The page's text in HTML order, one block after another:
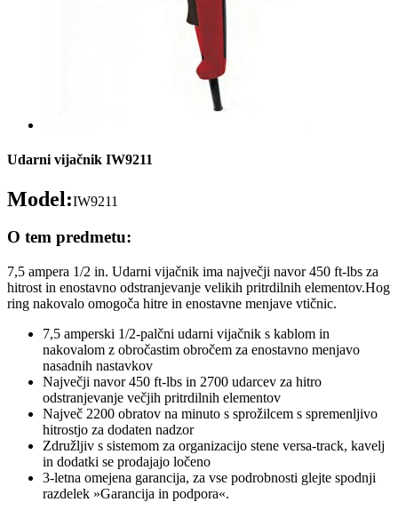
Udarni vijačnik IW9211
Model:IW9211
O tem predmetu:
7,5 ampera 1/2 in. Udarni vijačnik ima največji navor 450 ft-lbs za
hitrost in enostavno odstranjevanje velikih pritrdilnih elementov.Hog
ring nakovalo omogoča hitre in enostavne menjave vtičnic.
7,5 amperski 1/2-palčni udarni vijačnik s kablom in
nakovalom z obročastim obročem za enostavno menjavo
nasadnih nastavkov
Največji navor 450 ft-lbs in 2700 udarcev za hitro
odstranjevanje večjih pritrdilnih elementov
Največ 2200 obratov na minuto s sprožilcem s spremenljivo
hitrostjo za dodaten nadzor
Združljiv s sistemom za organizacijo stene versa-track, kavelj
in dodatki se prodajajo ločeno
3-letna omejena garancija, za vse podrobnosti glejte spodnji
razdelek »Garancija in podpora«.